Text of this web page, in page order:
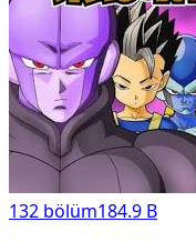
132 bölüm184.9 B